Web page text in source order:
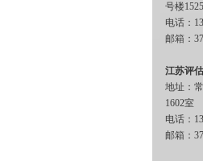
号楼
电话：
邮箱：
江苏评
地址：
1602室
电话：
邮箱：